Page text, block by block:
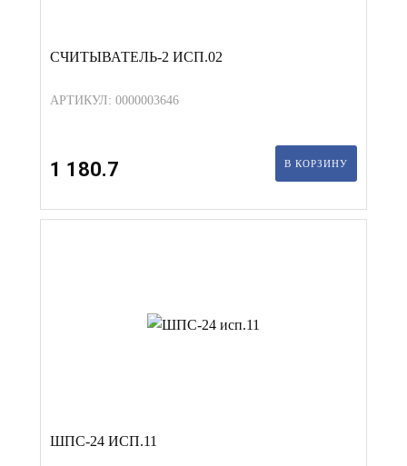
СЧИТЫВАТЕЛЬ-2 ИСП.02
АРТИКУЛ: 0000003646
1 180.7 В КОРЗИНУ
ШПС-24 ИСП.11